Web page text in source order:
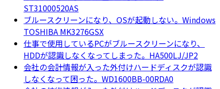
ST31000520AS
ブルースクリーンになり、OSが起動しない。Windows
TOSHIBA MK3276GSX
仕事で使用しているPCがブルースクリーンになり、
HDDが認識しなくなってしまった。HA500LJ/JP2
会社の会計情報が入った外付けハードディスクが認識
しなくなって困った。WD1600BB-00RDA0